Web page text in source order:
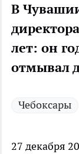
В
лет: он
отмывал
Чебоксары
27 декабря